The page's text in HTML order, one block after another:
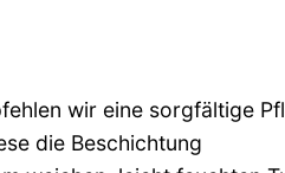
wir eine sorgfältige
die Beschichtung